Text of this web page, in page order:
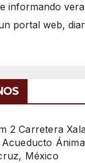
informando
portal web,
2 Carretera
México